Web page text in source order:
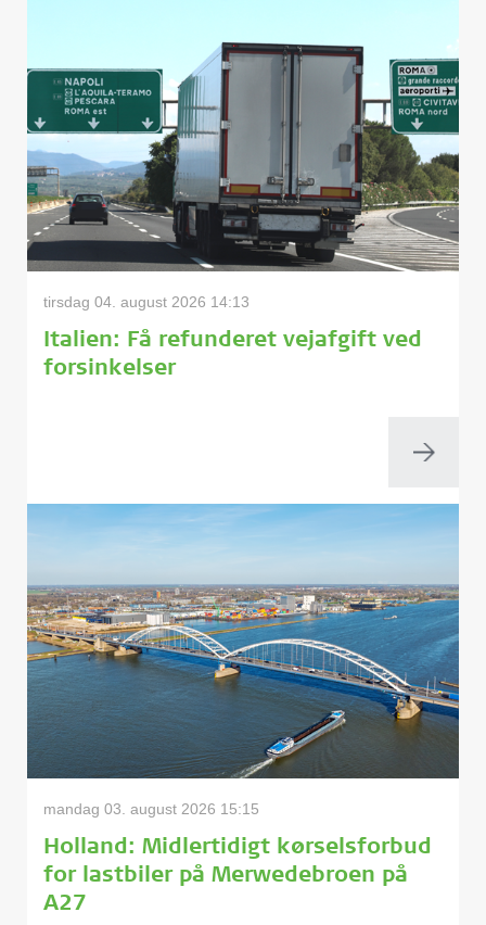
tirsdag 04. august 2026 14:13
Italien: Få refunderet vejafgift ved
forsinkelser
mandag 03. august 2026 15:15
Holland: Midlertidigt kørselsforbud
for lastbiler på Merwedebroen på
A27